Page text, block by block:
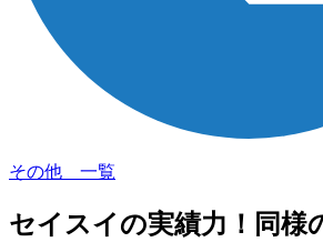
その他 一覧
セイスイの実績力！ 同様